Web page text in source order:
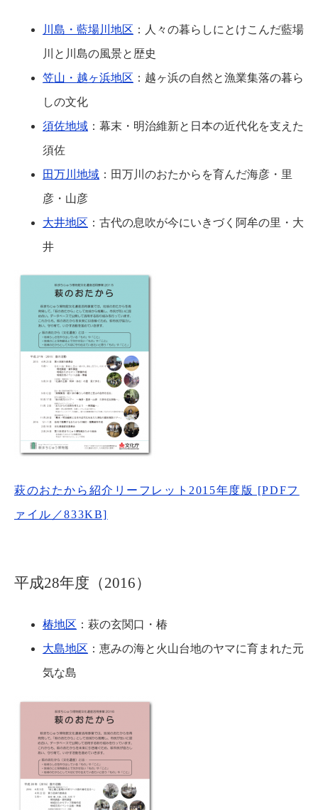
川島・藍場川地区 ：人々の暮らしにとけこんだ藍場
川と川島の風景と歴史
笠山・越ヶ浜地区 ：越ヶ浜の自然と漁業集落の暮ら
しの文化
須佐地域 ：幕末・明治維新と日本の近代化を支えた
須佐
田万川地域 ：田万川のおたからを育んだ海彦・里
彦・山彦
大井地区 ：古代の息吹が今にいきづく阿牟の里・大
井
萩のおたから紹介リーフレット2015年度版 [PDFフ
ァイル／833KB]
平成28年度（2016）
椿地区 ：萩の玄関口・椿
大島地区 ：恵みの海と火山台地のヤマに育まれた元
気な島